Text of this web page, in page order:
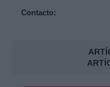
Contacto: